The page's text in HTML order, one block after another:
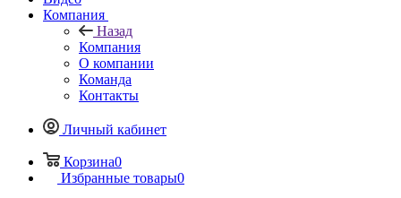
Компания
Назад
Компания
О компании
Команда
Контакты
Личный кабинет
Корзина0
Избранные товары0